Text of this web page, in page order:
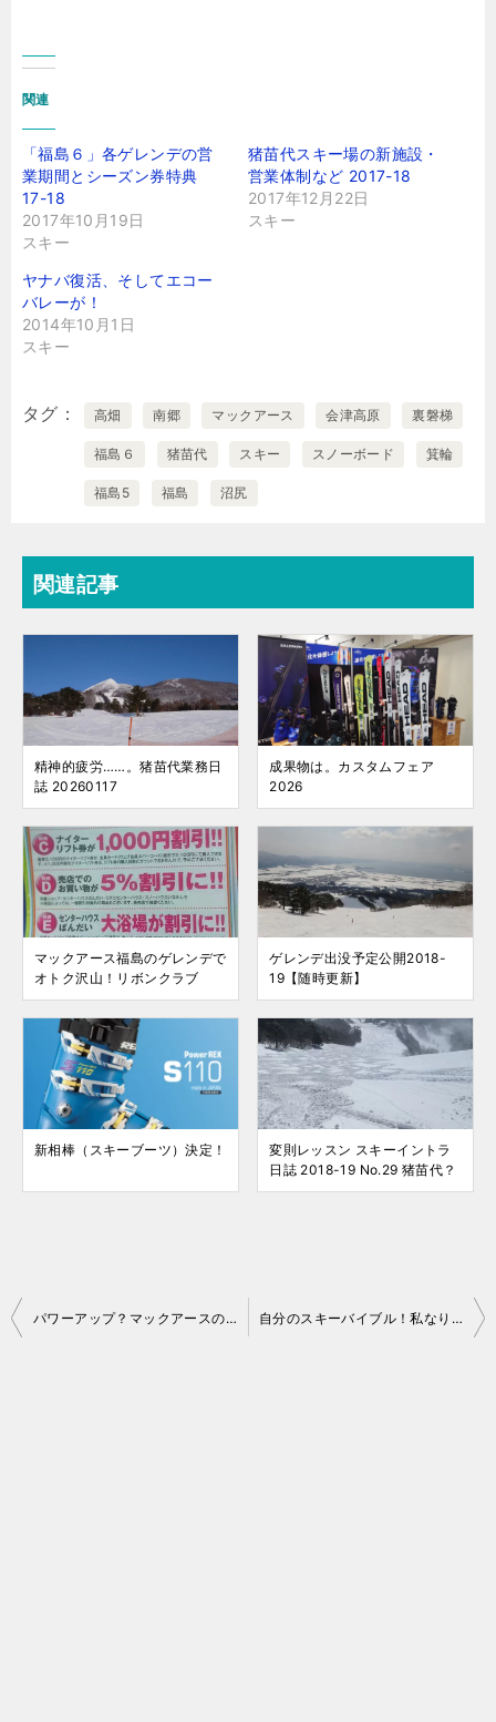
関連
「福島６」各ゲレンデの営
業期間とシーズン券特典
17-18
2017年10月19日
スキー
猪苗代スキー場の新施設・
営業体制など 2017-18
2017年12月22日
スキー
ヤナバ復活、そしてエコー
バレーが！
2014年10月1日
スキー
タグ 高畑 南郷 マックアース 会津高原 裏磐梯
福島６ 猪苗代 スキー スノーボード 箕輪
福島5 福島 沼尻
関連記事
精神的疲労……。猪苗代業務日
誌 20260117
成果物は。カスタムフェア
2026
マックアース福島のゲレンデで
オトク沢山！リボンクラブ
ゲレンデ出没予定公開2018-
19【随時更新】
新相棒（スキーブーツ）決定！
変則レッスン スキーイントラ
日誌 2018-19 No.29 猪苗代？
投
パワーアップ？マックアースの福島エリアシーズン券「福島６」 自分のスキーバイブル！私なりのスキー教程を作りました